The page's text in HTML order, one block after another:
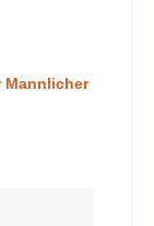
Mannlicher